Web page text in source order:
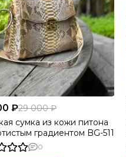
₽29 000 ₽
сумка из кожи питона
градиентом BG-511
0